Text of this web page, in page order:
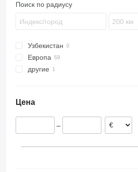
NK 800
Поиск по радиусу
Узбекистан
Европа
Норвегия
Австрия
Великобритания
другие
Цена
–